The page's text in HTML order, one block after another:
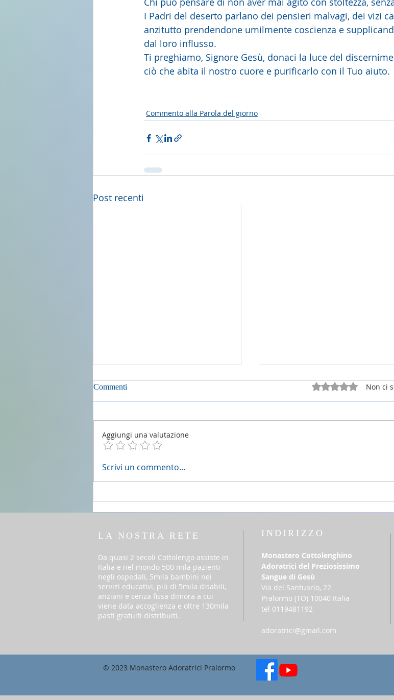
I Padri del deserto parlano dei pensieri malvagi, dei vizi
anzitutto prendendone umilmente coscienza e
dal loro influsso.
Ti preghiamo, Signore Gesù, donaci la luce del
ciò che abita il nostro cuore e purificarlo con il Tuo aiuto.
Commento alla Parola del giorno
Post recenti
2 agosto 2026 - 18a Domenica
Commenti Valutazione 0Non ci
Aggiungi una valutazione
Scrivi un commento...
LA NOSTRA RETE
Da quasi 2 secoli Cottolengo assiste in
Italia e nel mondo 500 mila pazienti
negli ospedali, 5mila bambini nei
servizi educativi, più di 5mila disabili,
anziani e senza fissa dimora a cui
viene data accoglienza e oltre 130mila
pasti gratuiti distribuiti.
INDIRIZZO
Monastero Cottolenghino
Adoratrici del Preziosissimo
Sangue di Gesù
Via del Santuario, 22
​Pralormo (TO) 10040 Italia
tel 0119481192
adoratrici@gmail.com
© 2023 Monastero Adoratrici Pralormo